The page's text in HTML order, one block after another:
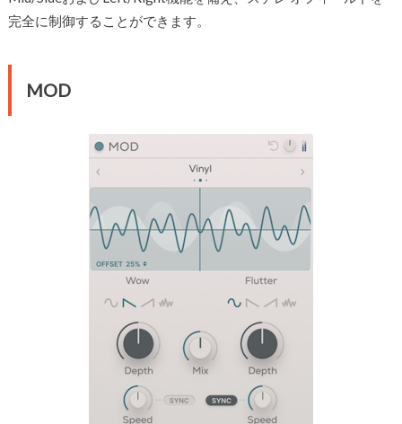
完全に制御することができます。
MOD